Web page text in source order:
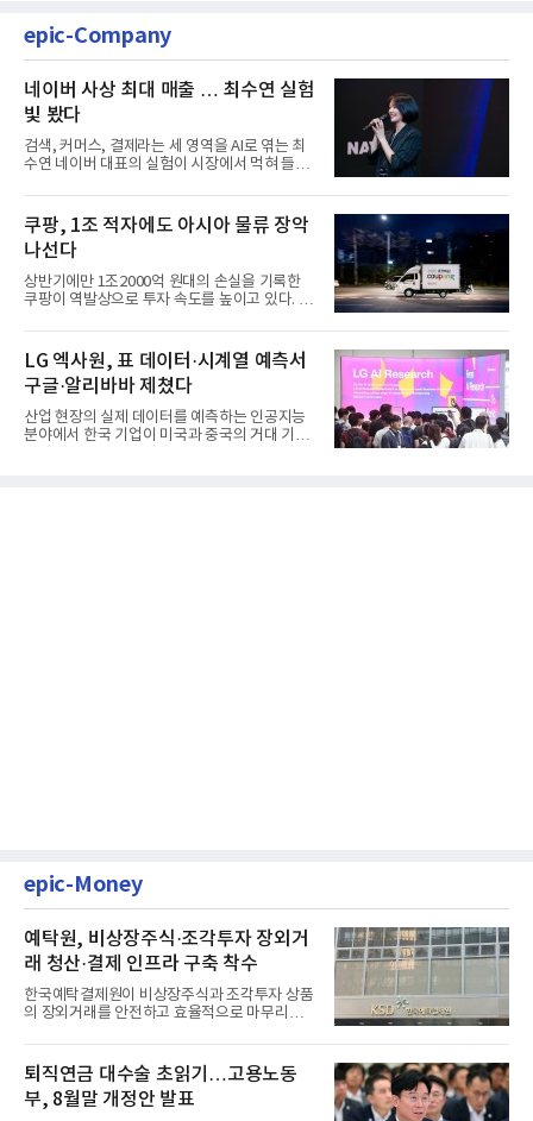
epic-Company
네이버 사상 최대 매출 … 최수연 실험
빛 봤다
검색, 커머스, 결제라는 세 영역을 AI로 엮는 최
수연 네이버 대표의 실험이 시장에서 먹혀 들어
쿠팡, 1조 적자에도 아시아 물류 장악
나선다
상반기에만 1조2000억 원대의 손실을 기록한
쿠팡이 역발상으로 투자 속도를 높이고 있다. 이
LG 엑사원, 표 데이터·시계열 예측서
구글·알리바바 제쳤다
산업 현장의 실제 데이터를 예측하는 인공지능
분야에서 한국 기업이 미국과 중국의 거대 기술
epic-Money
예탁원, 비상장주식·조각투자 장외거
래 청산·결제 인프라 구축 착수
한국예탁결제원이 비상장주식과 조각투자 상품
의 장외거래를 안전하고 효율적으로 마무리하기
퇴직연금 대수술 초읽기…고용노동
부, 8월말 개정안 발표